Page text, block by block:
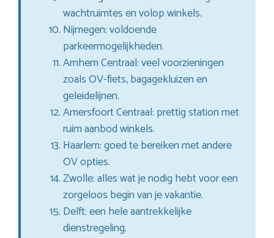
wachtruimtes en volop winkels.
Nijmegen: voldoende
parkeermogelijkheden.
Arnhem Centraal: veel voorzieningen
zoals OV-fiets, bagagekluizen en
geleidelijnen.
Amersfoort Centraal: prettig station met
ruim aanbod winkels.
Haarlem: goed te bereiken met andere
OV opties.
Zwolle: alles wat je nodig hebt voor een
zorgeloos begin van je vakantie.
Delft: een hele aantrekkelijke
dienstregeling.